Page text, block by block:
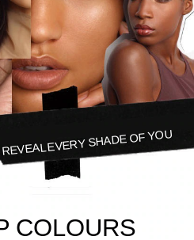
REVEAL EVERY SHADE OF YOU
COLOURS